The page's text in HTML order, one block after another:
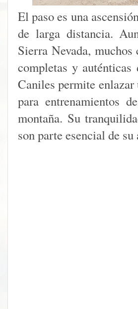
El paso es una
de larga distancia.
Sierra Nevada,
completas y
Caniles permite
para entrenamientos
montaña. Su
son parte esencial de